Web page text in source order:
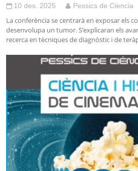
10 des. 2025 Pessics de Ciencia
La conferència se centrarà en exposar els
desenvolupa un tumor. S’explicaran els
recerca en tècniques de diagnòstic i de